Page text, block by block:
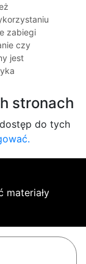
zabiegi
czy
jest
stronach
do tych
materiały